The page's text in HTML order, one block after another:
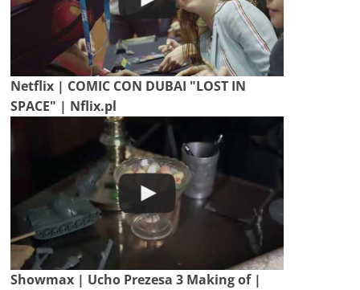
Netflix | COMIC CON DUBAI "LOST IN
SPACE" | Nflix.pl
Showmax | Ucho Prezesa 3 Making of |